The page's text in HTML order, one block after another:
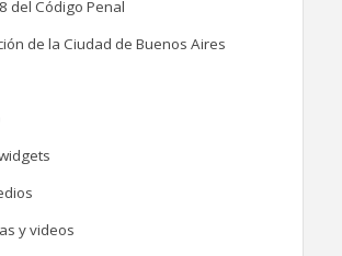
del Código Penal
de la Ciudad de Buenos Aires
y videos